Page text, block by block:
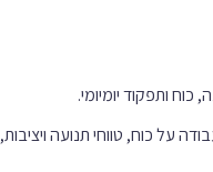
על כוח, טווחי תנועה ויציבות,